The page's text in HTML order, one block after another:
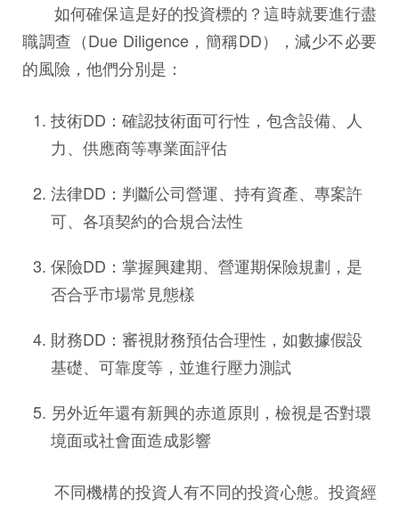
如何確保這是好的投資標的？這時就要進行盡
職調查（Due Diligence，簡稱DD），減少不必要
的風險，他們分別是：
技術DD：確認技術面可行性，包含設備、人
力、供應商等專業面評估
法律DD：判斷公司營運、持有資產、專案許
可、各項契約的合規合法性
保險DD：掌握興建期、營運期保險規劃，是
否合乎市場常見態樣
財務DD：審視財務預估合理性，如數據假設
基礎、可靠度等，並進行壓力測試
另外近年還有新興的赤道原則，檢視是否對環
境面或社會面造成影響
不同機構的投資人有不同的投資心態。投資經